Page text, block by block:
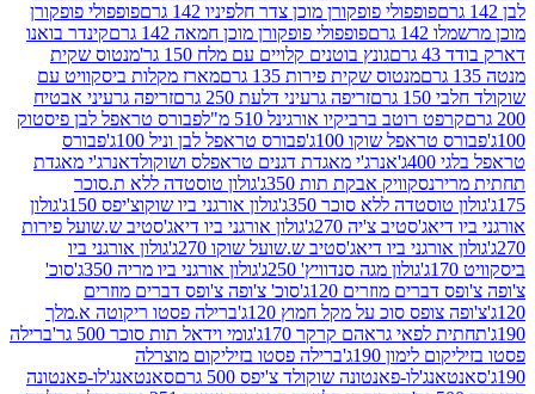
פופפולי פופקורן מוכן צדר חלפיניו 142 גרם
פופפולי פופקורן
גרם
פופפולי פופקורן מוכן חמאה 142 גרם
קינדר בואנו
גונץ בוטנים קלויים עם מלח 150 גר'
מנטוס שקית
מנטוס שקית פירות 135 גרם
מארז מקלות ביסקוויט עם
זריפה גרעיני דלעת 250 גרם
זריפה גרעיני אבטיח
רוטב ברביקיו אורגינל 510 מ"ל
פבורס טראפל לבן פיסטוק
שוקו 100ג'
פבורס טראפל לבן וניל 100ג'
פבורס
אנרג'י מאגדת דגנים טראפלס ושוקולדאנרג'י מאגדת
נסקוויק אבקת תות 350ג'
גולון טוסטדה ללא ת.סוכר
ללא סוכר 350ג'
גולון אורגני ביו שוקוצ'יפס 150ג'
גולון
צ'יה 270ג'
גולון אורגני ביו דיאג'סטיב ש.שועל פירות
ביו דיאג'סטיב ש.שועל שוקו 270ג'
גולון אורגני ביו
גולון מגה סנדוויץ' 250ג'
גולון אורגני ביו מריה 350ג'
סוכ'
מוזרים 120ג'
סוכ' צ'ופה צ'ופס דברים מוזרים
סוכ על מקל חמוץ 120ג'
ברילה פסטו ריקוטה א.מלך
לפאי גראהם קרקר 170ג'
גומי וידאל תות סוכר 500 גר'
ברילה
לימון 190ג'
ברילה פסטו בזיליקום מוצרלה
פאנטונה שוקולד צ'יפס 500 גרם
סאנטאנג'לו-פאנטונה